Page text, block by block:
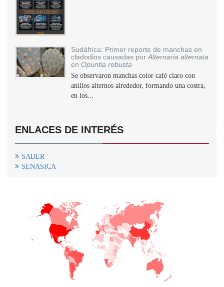
Sudáfrica: Primer reporte de manchas en
cladodios causadas por Alternaria alternata
en Opuntia robusta
Se observaron manchas color café claro con
anillos alternos alrededor, formando una costra,
en los...
ENLACES DE INTERÉS
SADER
SENASICA